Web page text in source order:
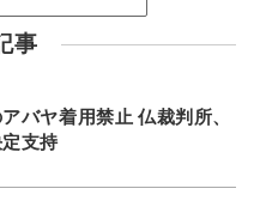
事
バヤ着用禁止 仏裁判所、
支持